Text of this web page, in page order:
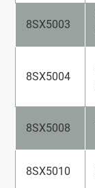
8SX5003
8SX5004
8SX5008
8SX5010